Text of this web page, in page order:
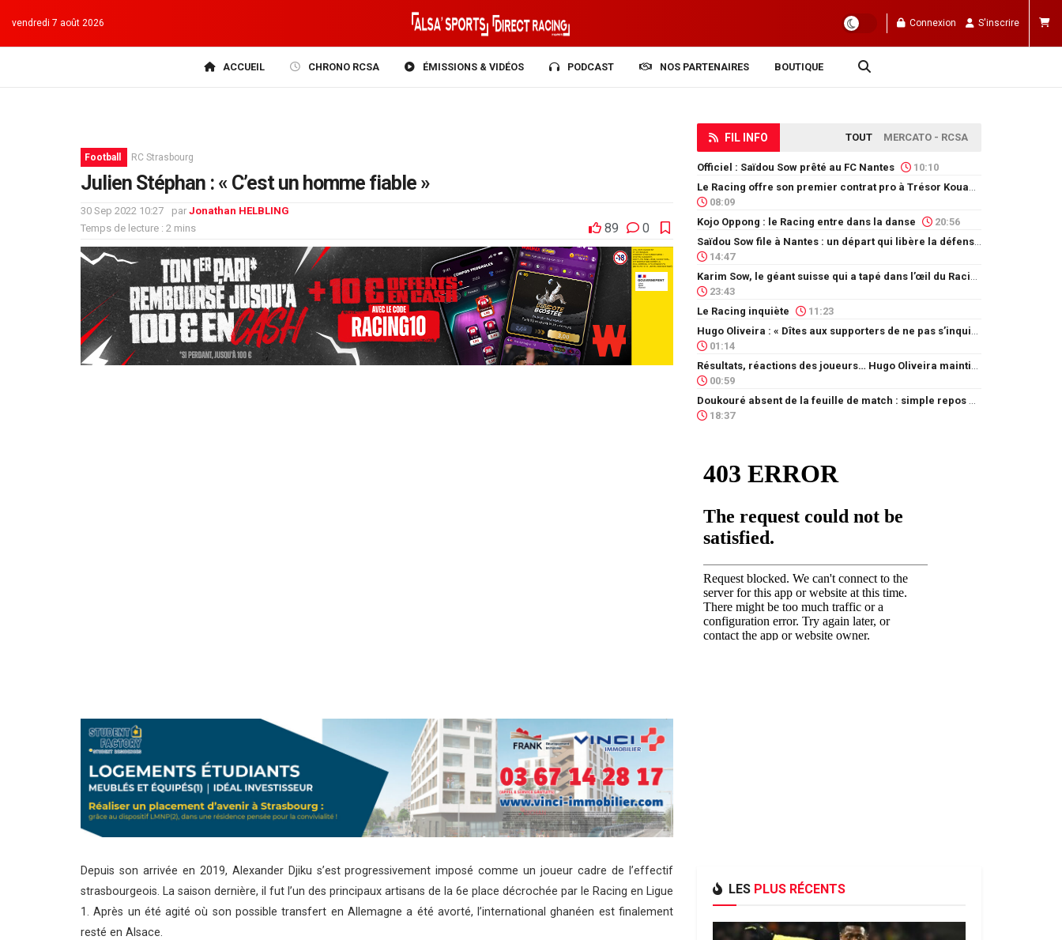
vendredi 7 août 2026 Connexion S'inscrire
ACCUEIL CHRONO RCSA ÉMISSIONS & VIDÉOS PODCAST NOS PARTENAIRES BOUTIQUE
Football RC Strasbourg
Julien Stéphan : « C’est un homme fiable »
30 Sep 2022 10:27 par Jonathan HELBLING
Temps de lecture : 2 mins
89 0
Depuis son arrivée en 2019, Alexander Djiku s’est progressivement imposé comme un joueur cadre de l’effectif
strasbourgeois. La saison dernière, il fut l’un des principaux artisans de la 6e place décrochée par le Racing en Ligue
1. Après un été agité où son possible transfert en Allemagne a été avorté, l’international ghanéen est finalement
resté en Alsace.
FIL INFO TOUT MERCATO - RCSA
Officiel : Saïdou Sow prêté au FC Nantes 10:10
08:09
Kojo Oppong : le Racing entre dans la danse
20:56
14:47
23:43
Le Racing inquiète
11:23
01:14
00:59
18:37
LES PLUS RÉCENTS